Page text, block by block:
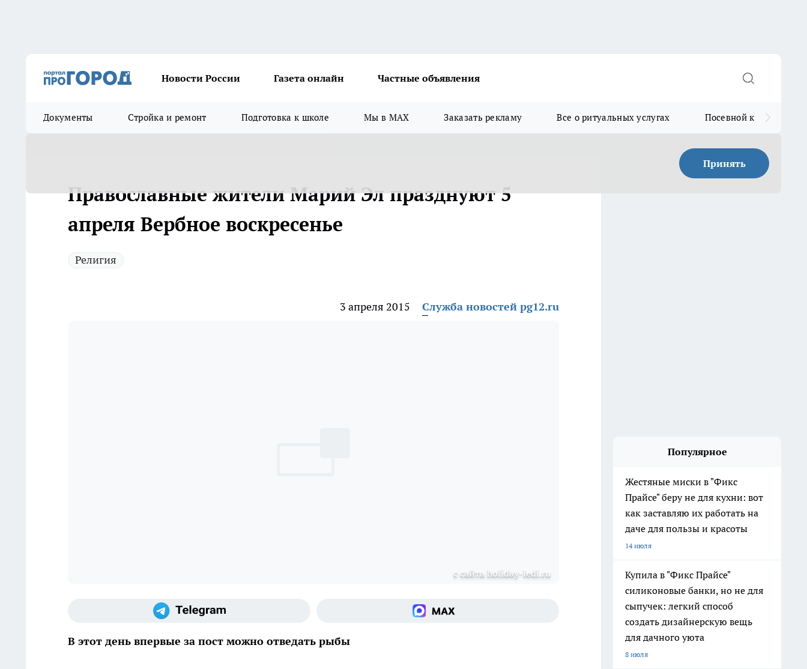
Новости России Газета онлайн Частные объявления
Документы Стройка и ремонт Подготовка к школе Мы в MAX Заказать рекламу Все о ритуальных услугах Посевной календарь
Принять
Православные жители Марий Эл празднуют 5
апреля Вербное воскресенье
Религия
3 апреля 2015 Служба новостей pg12.ru
с сайта holiday-ledi.ru
В этот день впервые за пост можно отведать рыбы
Популярное
Жестяные миски в "Фикс
Прайсе" беру не для кухни: вот
как заставляю их работать на
даче для пользы и красоты
14 июля
Купила в "Фикс Прайсе"
силиконовые банки, но не для
сыпучек: легкий способ
создать дизайнерскую вещь
для дачного уюта
8 июля